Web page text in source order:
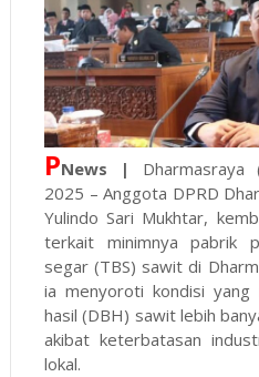
PNews | Dharmasraya
2025 – Anggota DPRD
Yulindo Sari Mukhtar,
terkait minimnya pabrik
segar (TBS) sawit di
ia menyoroti kondisi yang
hasil (DBH) sawit lebih
akibat keterbatasan
lokal.